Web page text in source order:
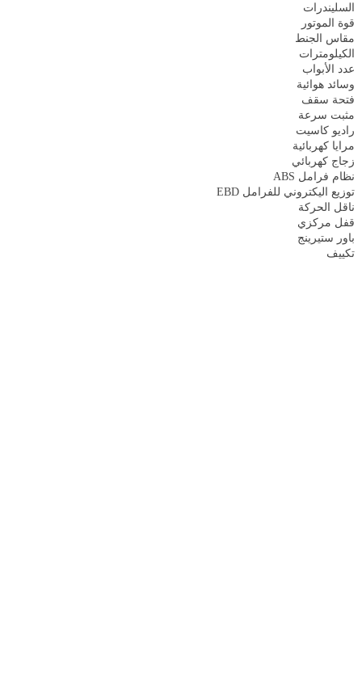
السليندرات
قوة الموتور
مقاس الجنط
الكيلومترات
عدد الأبواب
وسائد هوائية
فتحة سقف
مثبت سرعة
راديو كاسيت
مرايا كهربائية
زجاج كهربائي
نظام فرامل ABS
توزيع اليكتروني للفرامل EBD
ناقل الحركة
قفل مركزي
باور ستيرينج
تكييف